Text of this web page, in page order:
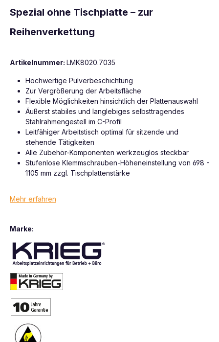
Spezial ohne Tischplatte – zur
Reihenverkettung
Artikelnummer: LMK8020.7035
Hochwertige Pulverbeschichtung
Zur Vergrößerung der Arbeitsfläche
Flexible Möglichkeiten hinsichtlich der Plattenauswahl
Äußerst stabiles und langlebiges selbsttragendes
Stahlrahmengestell im C-Profil
Leitfähiger Arbeitstisch optimal für sitzende und
stehende Tätigkeiten
Alle Zubehör-Komponenten werkzeuglos steckbar
Stufenlose Klemmschrauben-Höheneinstellung von 698 -
1105 mm zzgl. Tischplattenstärke
Mehr erfahren
Marke: